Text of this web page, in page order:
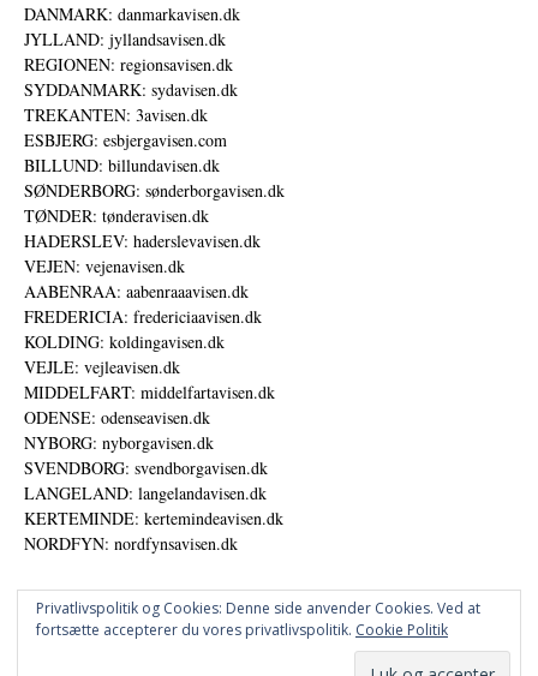
DANMARK: danmarkavisen.dk
JYLLAND: jyllandsavisen.dk
REGIONEN: regionsavisen.dk
SYDDANMARK: sydavisen.dk
TREKANTEN: 3avisen.dk
ESBJERG: esbjergavisen.com
BILLUND: billundavisen.dk
SØNDERBORG: sønderborgavisen.dk
TØNDER: tønderavisen.dk
HADERSLEV: haderslevavisen.dk
VEJEN: vejenavisen.dk
AABENRAA: aabenraaavisen.dk
FREDERICIA: fredericiaavisen.dk
KOLDING: koldingavisen.dk
VEJLE: vejleavisen.dk
MIDDELFART: middelfartavisen.dk
ODENSE: odenseavisen.dk
NYBORG: nyborgavisen.dk
SVENDBORG: svendborgavisen.dk
LANGELAND: langelandavisen.dk
KERTEMINDE: kertemindeavisen.dk
NORDFYN: nordfynsavisen.dk
Privatlivspolitik og Cookies: Denne side anvender Cookies. Ved at
fortsætte accepterer du vores privatlivspolitik. Cookie Politik